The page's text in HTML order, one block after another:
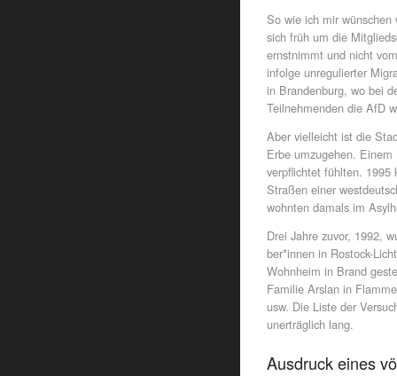
So wie ich mir wünschen
sich früh um die
ernstnimmt und nicht
infolge unregulierter
in Brandenburg, wo bei
Teilnehmenden die AfD
Aber vielleicht ist die
Erbe umzugehen.
verpflichtet fühlten. 1995
Straßen einer
wohnten damals im
Drei Jahre zuvor, 1992,
be­r*in­nen in Rostock-
Wohnheim in Brand
Familie Arslan in
usw. Die Liste der
unerträglich lang.
Ausdruck eines